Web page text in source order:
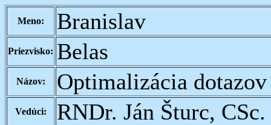
Meno: Branislav
Priezvisko: Belas
Názov: Optimalizácia
Vedúci: RNDr. Ján Šturc, CSc.